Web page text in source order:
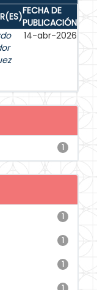
FECHA DE
PUBLICACIÓN
14-abr-2026
1
1
1
1
1